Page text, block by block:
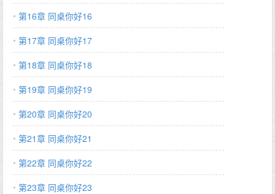
第16章 同桌你好16
第17章 同桌你好17
第18章 同桌你好18
第19章 同桌你好19
第20章 同桌你好20
第21章 同桌你好21
第22章 同桌你好22
第23章 同桌你好23